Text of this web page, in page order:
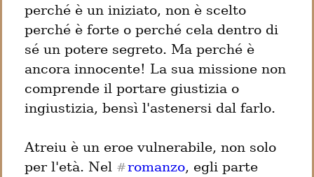
perché è un iniziato, non è scelto
perché è forte o perché cela dentro di
sé un potere segreto. Ma perché è
ancora innocente! La sua missione non
comprende il portare giustizia o
ingiustizia, bensì l'astenersi dal farlo.
Atreiu è un eroe vulnerabile, non solo
per l'età. Nel #romanzo, egli parte